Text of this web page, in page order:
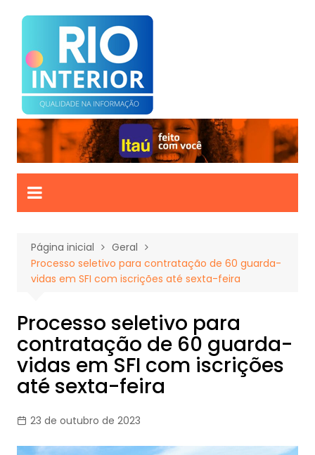
para
conteúdo
Página inicial
Geral
Processo seletivo para contratação de 60 guarda-
vidas em SFI com iscrições até sexta-feira
Processo seletivo para
contratação de 60 guarda-
vidas em SFI com iscrições
até sexta-feira
23 de outubro de 2023